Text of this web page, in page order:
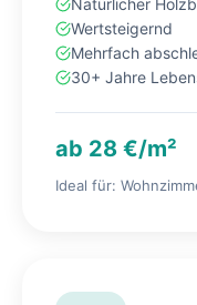
Natürlicher
Wertsteigernd
Mehrfach
30+ Jahre
ab 28 €/m²
Ideal für: